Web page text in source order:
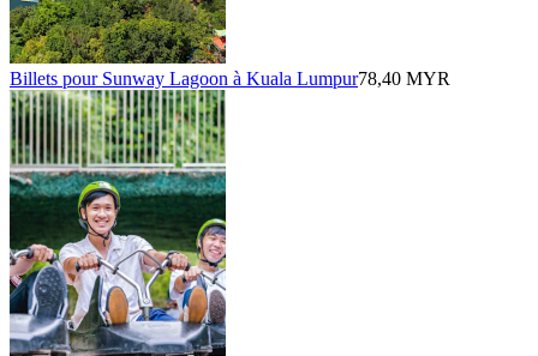
Billets pour Sunway Lagoon à Kuala Lumpur78,40 MYR